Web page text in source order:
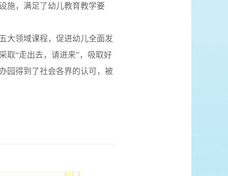
施，满足了幼儿教育教学要
大领域课程，促进幼儿全面发
取“走出去，请进来”，吸取好
园得到了社会各界的认可，被